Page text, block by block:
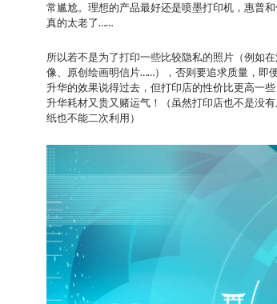
常尴尬。理想的产品最好还是喷墨打印机，惠普
真的太老了……
所以若不是为了打印一些比较隐私的照片（例如
像、原创绘画明信片……），否则要追求质量，即
升华的效果说得过去，但打印店的性价比更高一
升华耗材又贵又赌运气！（虽然打印店也不是没
纸也不能二次利用）